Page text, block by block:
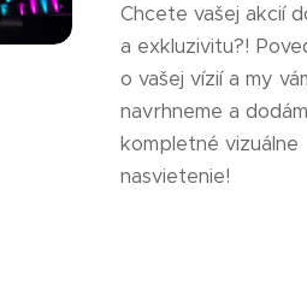
Chcete vašej akcií
a exkluzivitu?!
o vašej vízií a my
navrhneme a
kompletné vizuálne
nasvietenie!